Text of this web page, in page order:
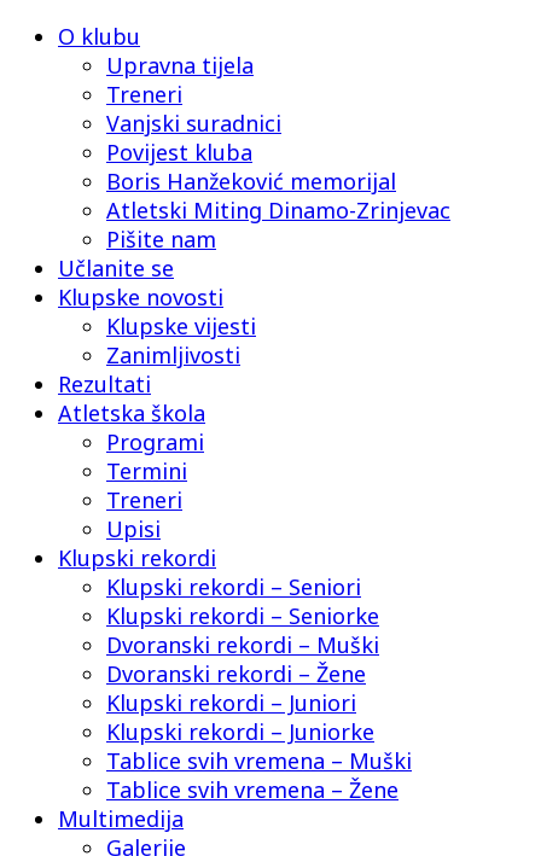
O klubu
Upravna tijela
Treneri
Vanjski suradnici
Povijest kluba
Boris Hanžeković memorijal
Atletski Miting Dinamo-Zrinjevac
Pišite nam
Učlanite se
Klupske novosti
Klupske vijesti
Zanimljivosti
Rezultati
Atletska škola
Programi
Termini
Treneri
Upisi
Klupski rekordi
Klupski rekordi – Seniori
Klupski rekordi – Seniorke
Dvoranski rekordi – Muški
Dvoranski rekordi – Žene
Klupski rekordi – Juniori
Klupski rekordi – Juniorke
Tablice svih vremena – Muški
Tablice svih vremena – Žene
Multimedija
Galerije